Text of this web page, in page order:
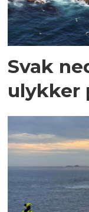
Svak
ulykker